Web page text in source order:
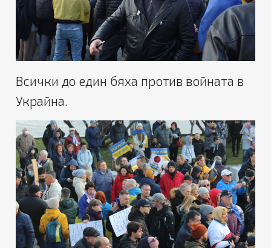
Всички до един бяха против войната в
Украйна.